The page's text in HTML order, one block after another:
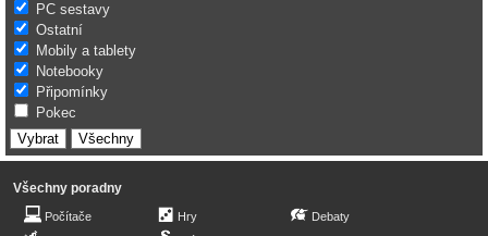
PC sestavy
Ostatní
Mobily a tablety
Notebooky
Připomínky
Pokec
Všechny poradny
Počítače
Hry
Debaty